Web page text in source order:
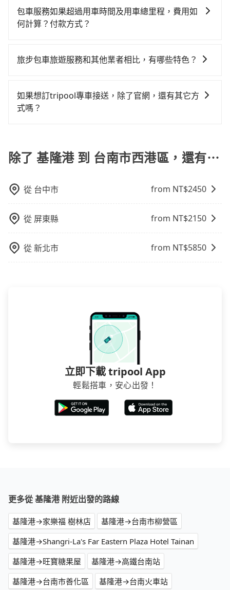
會額外浪費時間在轉乘與等車上，現在還不馬上來預約
tripool！如果你是三人以下要乘車，也可參考tripool的
數超過四位，更是沒有較大的七人座或九人座可供選
擇，而且無人租車最令人詬病的就是車況，打開車門才
會遇到明明已經預約了時間但上一位用戶卻遲遲尚未歸
雖然路邊隨租隨還看似方便，但實際使用時還是有其區
域的限制，實際可停靠的地點與你的上下車地點仍有段
上，tripool都是你從基隆港到台南市西港區的最佳選
擇。
風險。而tripool雇用的司機、使用的車輛以及配合的車
行，一定符合台灣法律規定，除了司機擁有合法的職業
不是R或T開頭的車，就一定是違法。
繫好安全帶，如四歲以下或身高不足的幼童無法正常綁
安全帶，則需使用嬰兒/兒童座椅或輔以增高墊。如有幼
如有新生兒需要0~1歲的嬰兒後向汽座，可先向客服人員
包車服務如果超過用車時間及用車總里程，費用如
何計算？付款方式？
定的用車時間，每小時會加收1000元的費用；若超過預
旅步包車旅遊服務和其他業者相比，有哪些特色？
更具彈性的取消服務，優質且專業的服務品質，能夠為
您提供更好的旅遊體驗。
如果想訂tripool專車接送，除了官網，還有其它方
式嗎？
預定。(ios系統近期即將上線，敬請期待！)
除了 基隆港 到 台南市西港區，還有⋯
從 台中市 from NT$2450
從 屏東縣 from NT$2150
從新北市 from NT$5850
立即下載 tripool App
輕鬆搭車，安心出發！
更多從 基隆港 附近出發的路線
基隆港→家樂福 樹林店
基隆港→台南市柳營區
基隆港→Shangri-La's Far Eastern Plaza Hotel Tainan
基隆港→旺寶糖果屋
基隆港→高鐵台南站
基隆港→台南市善化區
基隆港→台南火車站